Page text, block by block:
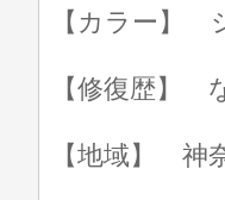
【カラー】
【修復歴】
【地域】 神